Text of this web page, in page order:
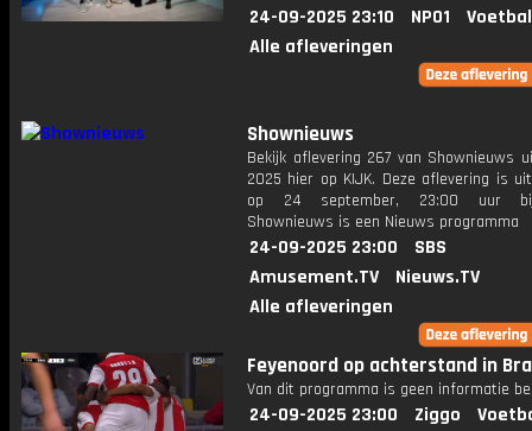
24-09-2025 23:10 NPO1
Alle afleveringen
Shownieuws
Bekijk aflevering 267 van Shownieuws
2025 hier op KIJK. Deze aflevering is
op 24 september, 23:00 uur
Shownieuws is een Nieuws programma
24-09-2025 23:00
SBS
Amusement.TV
Nieuws.TV
Alle afleveringen
Feyenoord op achterstand in
Van dit programma is geen informatie
24-09-2025 23:00 Ziggo